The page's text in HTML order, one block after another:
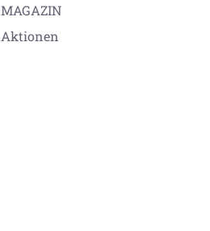
MAGAZIN
Aktionen